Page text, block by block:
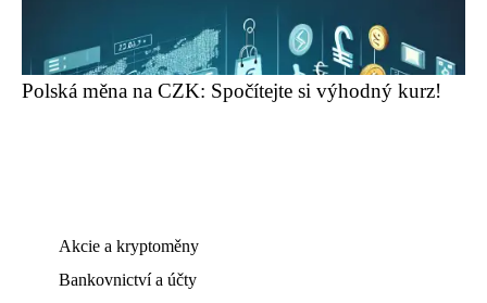
Polská měna na CZK: Spočítejte si výhodný kurz!
Akcie a kryptoměny
Bankovnictví a účty